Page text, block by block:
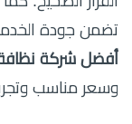
تضمن جودة
أفضل شركة
وسعر مناسب